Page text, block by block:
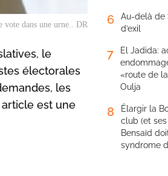
vote dans une urne.. DR
le
électorales
les
est une
6
Au-delà de
d’exil
7
El Jadida:
«route de
Oulja
8
Élargir la
club (et
Bensaïd
syndrome